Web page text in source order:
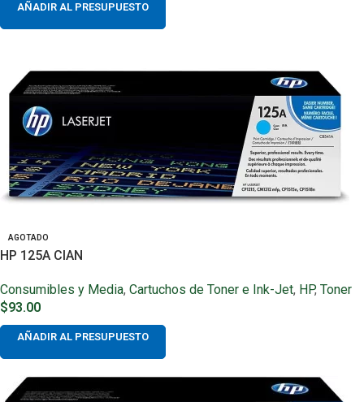
AÑADIR AL PRESUPUESTO
AGOTADO
HP 125A CIAN
Consumibles y Media, Cartuchos de Toner e Ink-Jet, HP, Toner
$93.00
AÑADIR AL PRESUPUESTO